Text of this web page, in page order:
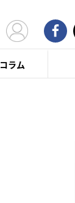
コラム